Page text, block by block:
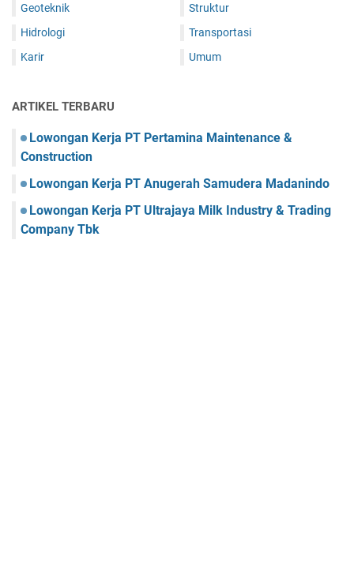
Geoteknik
Hidrologi
Karir
Struktur
Transportasi
Umum
ARTIKEL TERBARU
Lowongan Kerja PT Pertamina Maintenance &
Construction
Lowongan Kerja PT Anugerah Samudera Madanindo
Lowongan Kerja PT Ultrajaya Milk Industry & Trading
Company Tbk